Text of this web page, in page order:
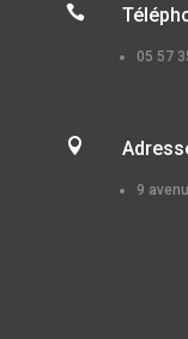

05 57

9